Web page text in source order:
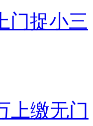
门捉小三
上缴无门